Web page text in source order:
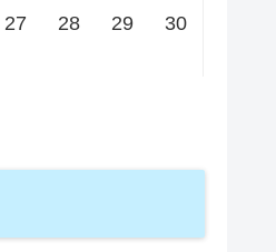
27 28 29
30